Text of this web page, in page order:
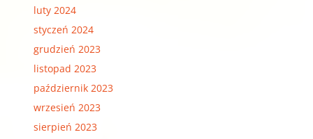
luty 2024
styczeń 2024
grudzień 2023
listopad 2023
październik 2023
wrzesień 2023
sierpień 2023